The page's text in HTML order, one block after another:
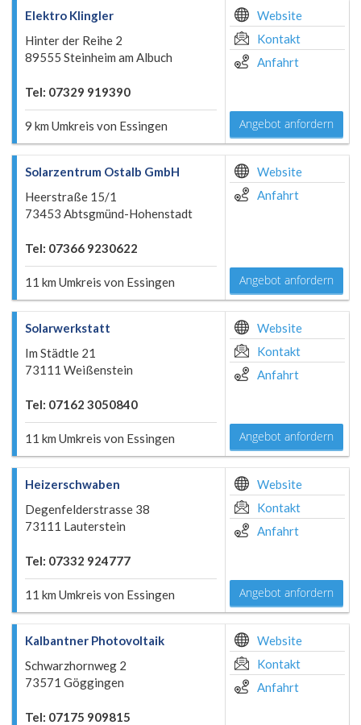
Elektro Klingler
Hinter der Reihe 2
89555 Steinheim am Albuch
Tel: 07329 919390
9 km Umkreis von Essingen
Website
Kontakt
Anfahrt
Angebot anfordern
Solarzentrum Ostalb GmbH
Heerstraße 15/1
73453 Abtsgmünd-Hohenstadt
Tel: 07366 9230622
11 km Umkreis von Essingen
Website
Anfahrt
Angebot anfordern
Solarwerkstatt
Im Städtle 21
73111 Weißenstein
Tel: 07162 3050840
11 km Umkreis von Essingen
Website
Kontakt
Anfahrt
Angebot anfordern
Heizerschwaben
Degenfelderstrasse 38
73111 Lauterstein
Tel: 07332 924777
11 km Umkreis von Essingen
Website
Kontakt
Anfahrt
Angebot anfordern
Kalbantner Photovoltaik
Schwarzhornweg 2
73571 Göggingen
Tel: 07175 909815
Website
Kontakt
Anfahrt